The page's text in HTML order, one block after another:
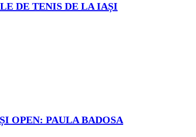
DE TENIS DE LA IAȘI
OPEN: PAULA BADOSA